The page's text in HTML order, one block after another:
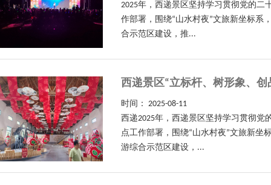
2025年，西递景区坚持学习贯彻党的
作部署，围绕“山水村夜”文旅新坐标系
合示范区建设，推...
西递景区“立标杆、树形象、
时间： 2025-08-11
西递2025年，西递景区坚持学习贯彻
点工作部署，围绕“山水村夜”文旅新坐
游综合示范区建设，...